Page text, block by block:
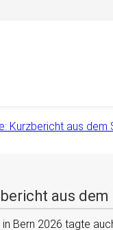
Kurzbericht aus dem
aus
Bern 2026 tagte